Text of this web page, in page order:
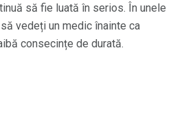
să fie luată în serios. În unele
vedeți un medic înainte ca
consecințe de durată.